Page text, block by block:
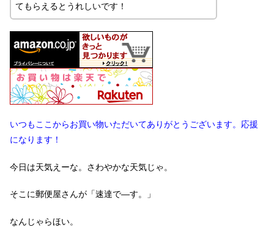
てもらえるとうれしいです！
いつもここからお買い物いただいてありがとうございます。応援
になります！
今日は天気えーな。さわやかな天気じゃ。
そこに郵便屋さんが「速達で―す。」
なんじゃらほい。